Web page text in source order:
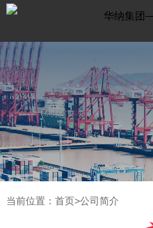
当前位置： 首页>公司简介